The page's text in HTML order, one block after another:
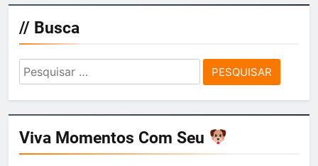
// Busca
Pesquisar
por:
Viva Momentos Com Seu